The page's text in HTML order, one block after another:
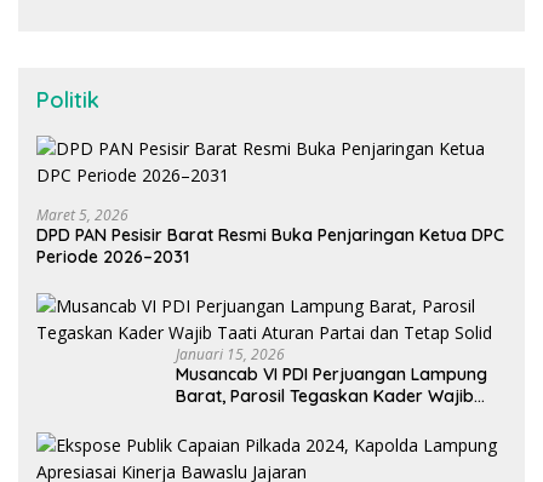
Politik
Maret 5, 2026
DPD PAN Pesisir Barat Resmi Buka Penjaringan Ketua DPC
Periode 2026–2031
Januari 15, 2026
Musancab VI PDI Perjuangan Lampung
Barat, Parosil Tegaskan Kader Wajib